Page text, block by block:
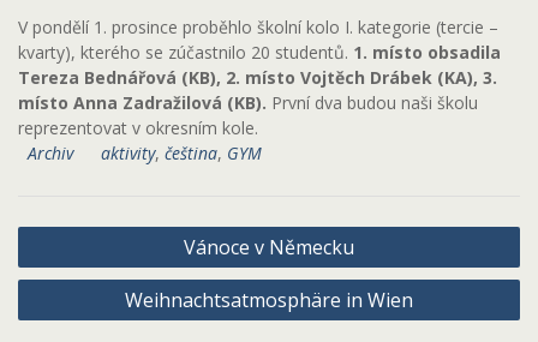
V pondělí 1. prosince proběhlo školní kolo I. kategorie (tercie –
kvarty), kterého se zúčastnilo 20 studentů. 1. místo obsadila
Tereza Bednářová (KB), 2. místo Vojtěch Drábek (KA), 3.
místo Anna Zadražilová (KB). První dva budou naši školu
reprezentovat v okresním kole.
Archiv
aktivity, čeština, GYM
Navigace
pro
příspěvek
Vánoce v Německu
Weihnachtsatmosphäre in Wien